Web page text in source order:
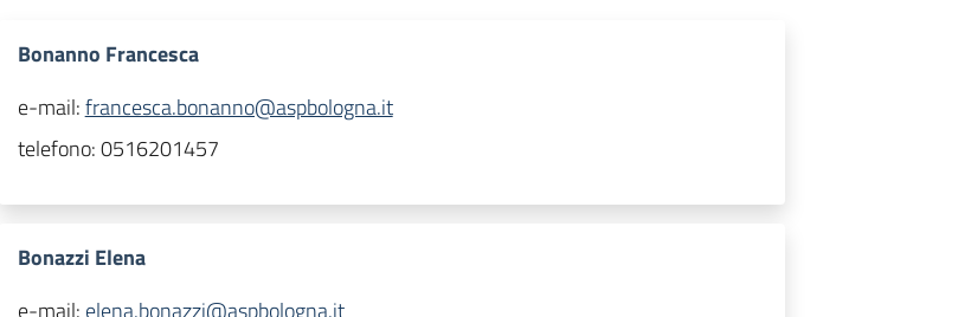
Bonanno Francesca
e-mail:francesca.bonanno@aspbologna.it
telefono:0516201457
Bonazzi Elena